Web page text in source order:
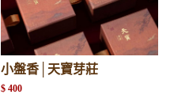
小盤香│天寶芽莊
$ 400